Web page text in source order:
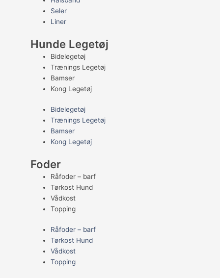
Seler
Liner
Hunde Legetøj
Bidelegetøj
Trænings Legetøj
Bamser
Kong Legetøj
Bidelegetøj
Trænings Legetøj
Bamser
Kong Legetøj
Foder
Råfoder – barf
Tørkost Hund
Vådkost
Topping
Råfoder – barf
Tørkost Hund
Vådkost
Topping